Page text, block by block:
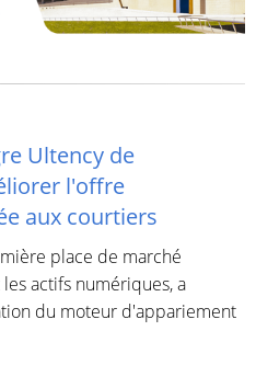
Ultency de
l'offre
aux courtiers
place de marché
actifs numériques, a
du moteur d'appariement